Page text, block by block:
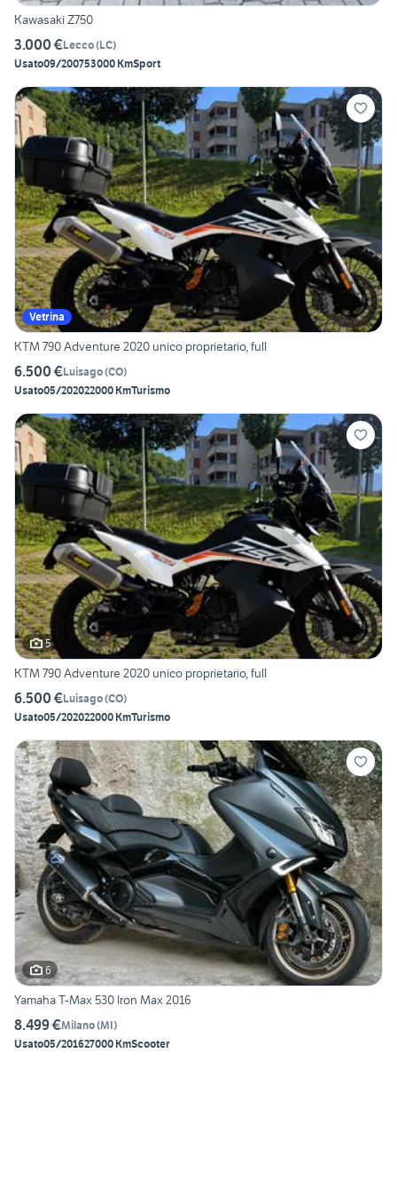
Kawasaki Z750
3.000 €Lecco(LC)
Usato09/200753000 KmSport
Vetrina
KTM 790 Adventure 2020 unico proprietario, full
6.500 €Luisago(CO)
Usato05/202022000 KmTurismo
5
KTM 790 Adventure 2020 unico proprietario, full
6.500 €Luisago(CO)
Usato05/202022000 KmTurismo
6
Yamaha T-Max 530 Iron Max 2016
8.499 €Milano(MI)
Usato05/201627000 KmScooter